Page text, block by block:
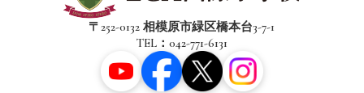
〒252-0132 相模原市緑区橋本台3-7-1
TEL：042-771-6131